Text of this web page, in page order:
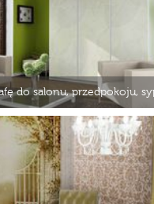
do salonu, przedpokoju,